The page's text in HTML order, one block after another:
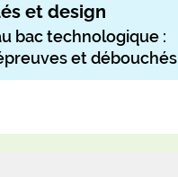
et design
bac technologique :
et débouchés